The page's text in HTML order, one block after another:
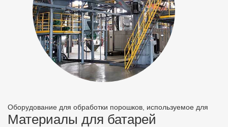
Оборудование для обработки порошков, используемое для
Материалы для батарей